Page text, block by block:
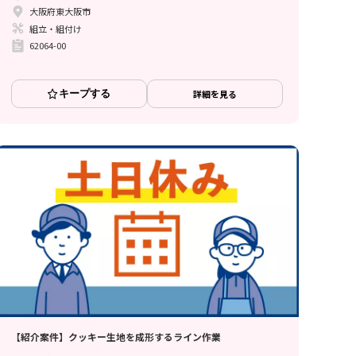
大阪府東大阪市
組立・組付け
62064-00
キープする 詳細を見る
【紹介案件】クッキー生地を成形するライン作業